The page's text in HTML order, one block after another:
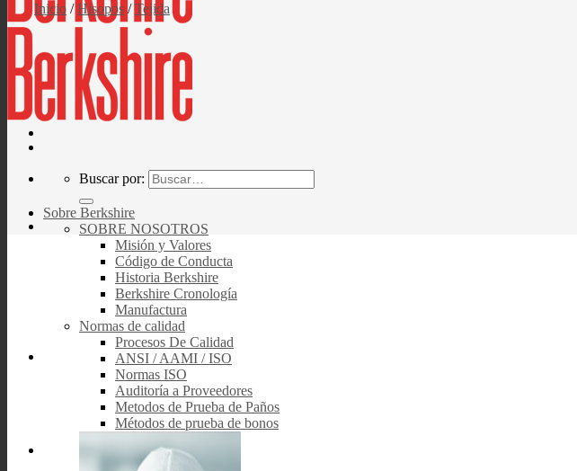
Buscar por:
Sobre Berkshire
SOBRE NOSOTROS
Misión y Valores
Código de Conducta
Historia Berkshire
Berkshire Cronología
Manufactura
Normas de calidad
Procesos De Calidad
ANSI / AAMI / ISO
Normas ISO
Auditoría a Proveedores
Metodos de Prueba de Paños
Métodos de prueba de bonos
Inicio / Hisopos / Tejida